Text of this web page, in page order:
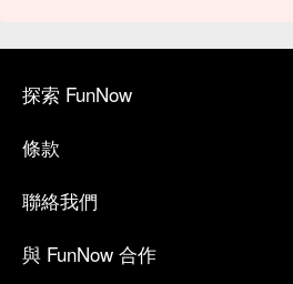
探索 FunNow
條款
聯絡我們
與 FunNow 合作